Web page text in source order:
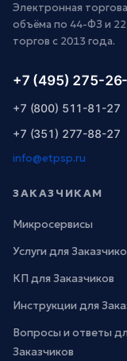
Электронная
объёма по 44-ФЗ и
торгов с 2013 года.
+7 (495) 275-
+7 (800) 511-81-27
+7 (351) 277-88-27
info@etpsp.ru
ЗАКАЗЧИКАМ
Микросервисы
Услуги для
КП для Заказчиков
Инструкции для
Вопросы и ответы
Заказчиков